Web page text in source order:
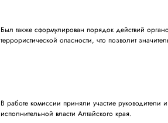
Был также сформулирован порядок действий
террористической опасности, что позволит
В работе комиссии приняли участие руководители
исполнительной власти Алтайского края.